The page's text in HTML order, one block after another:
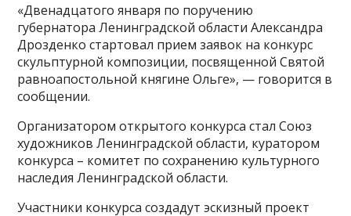
«Двенадцатого января по поручению
губернатора Ленинградской области Александра
Дрозденко стартовал прием заявок на конкурс
скульптурной композиции, посвященной Святой
равноапостольной княгине Ольге», — говорится в
сообщении.
Организатором открытого конкурса стал Союз
художников Ленинградской области, куратором
конкурса – комитет по сохранению культурного
наследия Ленинградской области.
Участники конкурса создадут эскизный проект